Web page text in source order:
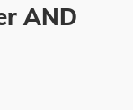
AND